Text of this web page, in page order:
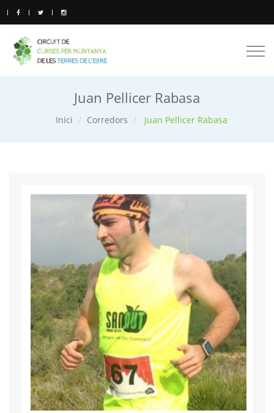
Juan Pellicer Rabasa
Inici Corredors Juan Pellicer Rabasa